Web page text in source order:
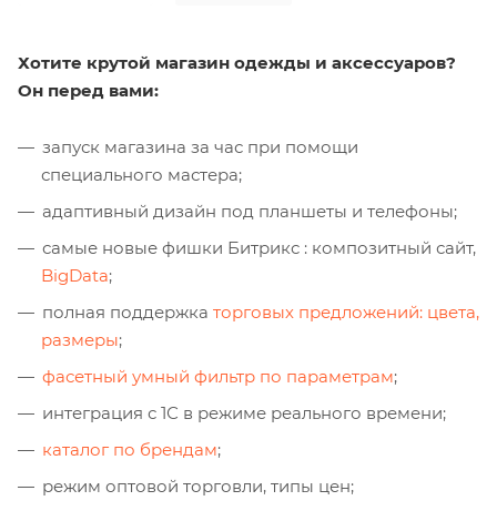
Хотите крутой магазин одежды и аксессуаров?
Он перед вами:
запуск магазина за час при помощи
специального мастера;
адаптивный дизайн под планшеты и телефоны;
самые новые фишки Битрикс : композитный сайт,
BigData;
полная поддержка торговых предложений: цвета,
размеры;
фасетный умный фильтр по параметрам;
интеграция с 1С в режиме реального времени;
каталог по брендам;
режим оптовой торговли, типы цен;